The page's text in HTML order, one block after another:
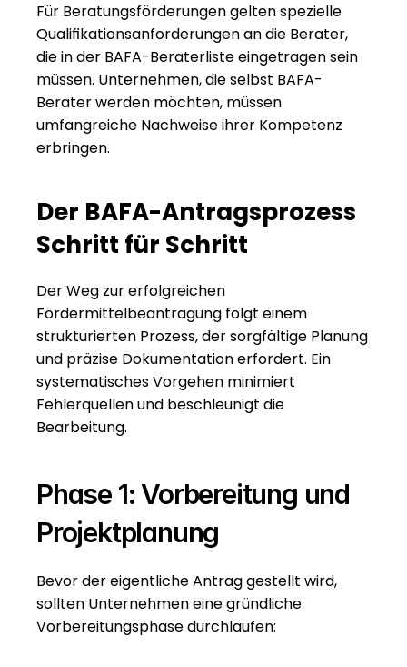
Für Beratungsförderungen gelten spezielle
Qualifikationsanforderungen an die Berater,
die in der BAFA-Beraterliste eingetragen sein
müssen. Unternehmen, die selbst BAFA-
Berater werden möchten, müssen
umfangreiche Nachweise ihrer Kompetenz
erbringen.
Der BAFA-Antragsprozess
Schritt für Schritt
Der Weg zur erfolgreichen
Fördermittelbeantragung folgt einem
strukturierten Prozess, der sorgfältige Planung
und präzise Dokumentation erfordert. Ein
systematisches Vorgehen minimiert
Fehlerquellen und beschleunigt die
Bearbeitung.
Phase 1: Vorbereitung und
Projektplanung
Bevor der eigentliche Antrag gestellt wird,
sollten Unternehmen eine gründliche
Vorbereitungsphase durchlaufen: